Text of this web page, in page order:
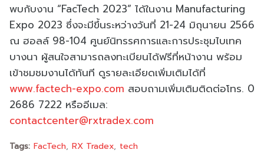
พบกับงาน “FacTech 2023” ได้ในงาน Manufacturing
Expo 2023 ซึ่งจะมีขึ้นระหว่างวันที่ 21-24 มิถุนายน 2566
ณ ฮอลล์ 98-104 ศูนย์นิทรรศการและการประชุมไบเทค
บางนา ผู้สนใจสามารถลงทะเบียนได้ฟรีที่หน้างาน พร้อม
เข้าชมชมงานได้ทันที ดูรายละเอียดเพิ่มเติมได้ที่
www.factech-expo.com สอบถามเพิ่มเติมติดต่อโทร. 0
2686 7222 หรืออีเมล:
contactcenter@rxtradex.com
Tags: FacTech RX Tradex tech